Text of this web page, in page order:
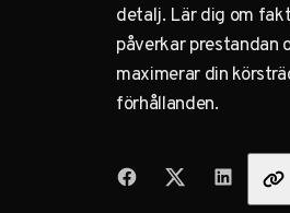
detalj. Lär dig om
påverkar prestandan
maximerar din
förhållanden.
Dela med vänner